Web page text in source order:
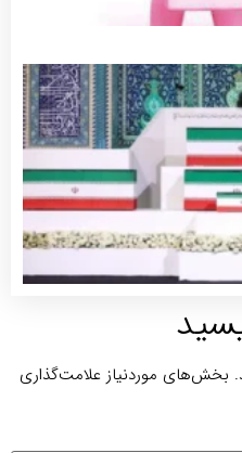
پیکر
رهبر
موردنیاز علامت‌گذاری